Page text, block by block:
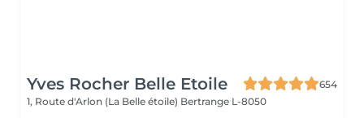
Yves Rocher Belle Etoile
654
1, Route d'Arlon (La Belle étoile) Bertrange L-8050